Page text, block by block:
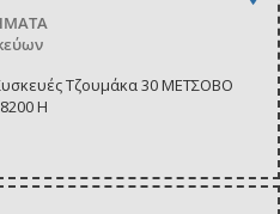
Τζουμάκα 30 ΜΕΤΣΟΒΟ
Η